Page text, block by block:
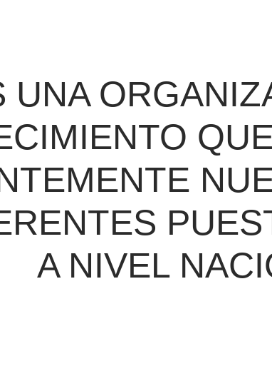
UNA
A NIVEL